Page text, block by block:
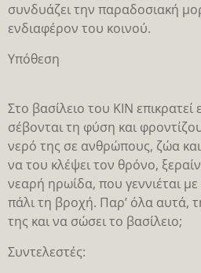
συνδυάζει την παραδοσιακή
ενδιαφέρον του κοινού.
Υπόθεση
Στο βασίλειο του KIΝ
σέβονται τη φύση και
νερό της σε ανθρώπους, ζώα
να του κλέψει τον θρόνο,
νεαρή ηρωίδα, που γεννιέται
πάλι τη βροχή. Παρ’ όλα αυτά,
της και να σώσει το βασίλειο;
Συντελεστές: